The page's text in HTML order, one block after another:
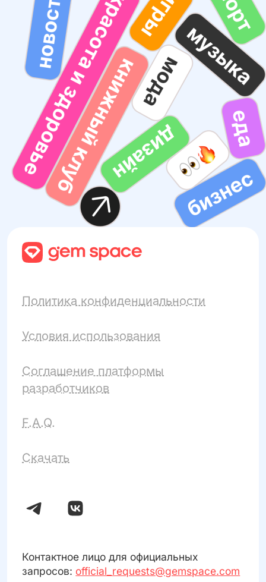
Политика конфиденциальности
Условия использования
Соглашение платформы
разработчиков
F.A.Q.
Скачать
Контактное лицо для официальных
запросов: official_requests@gemspace.com